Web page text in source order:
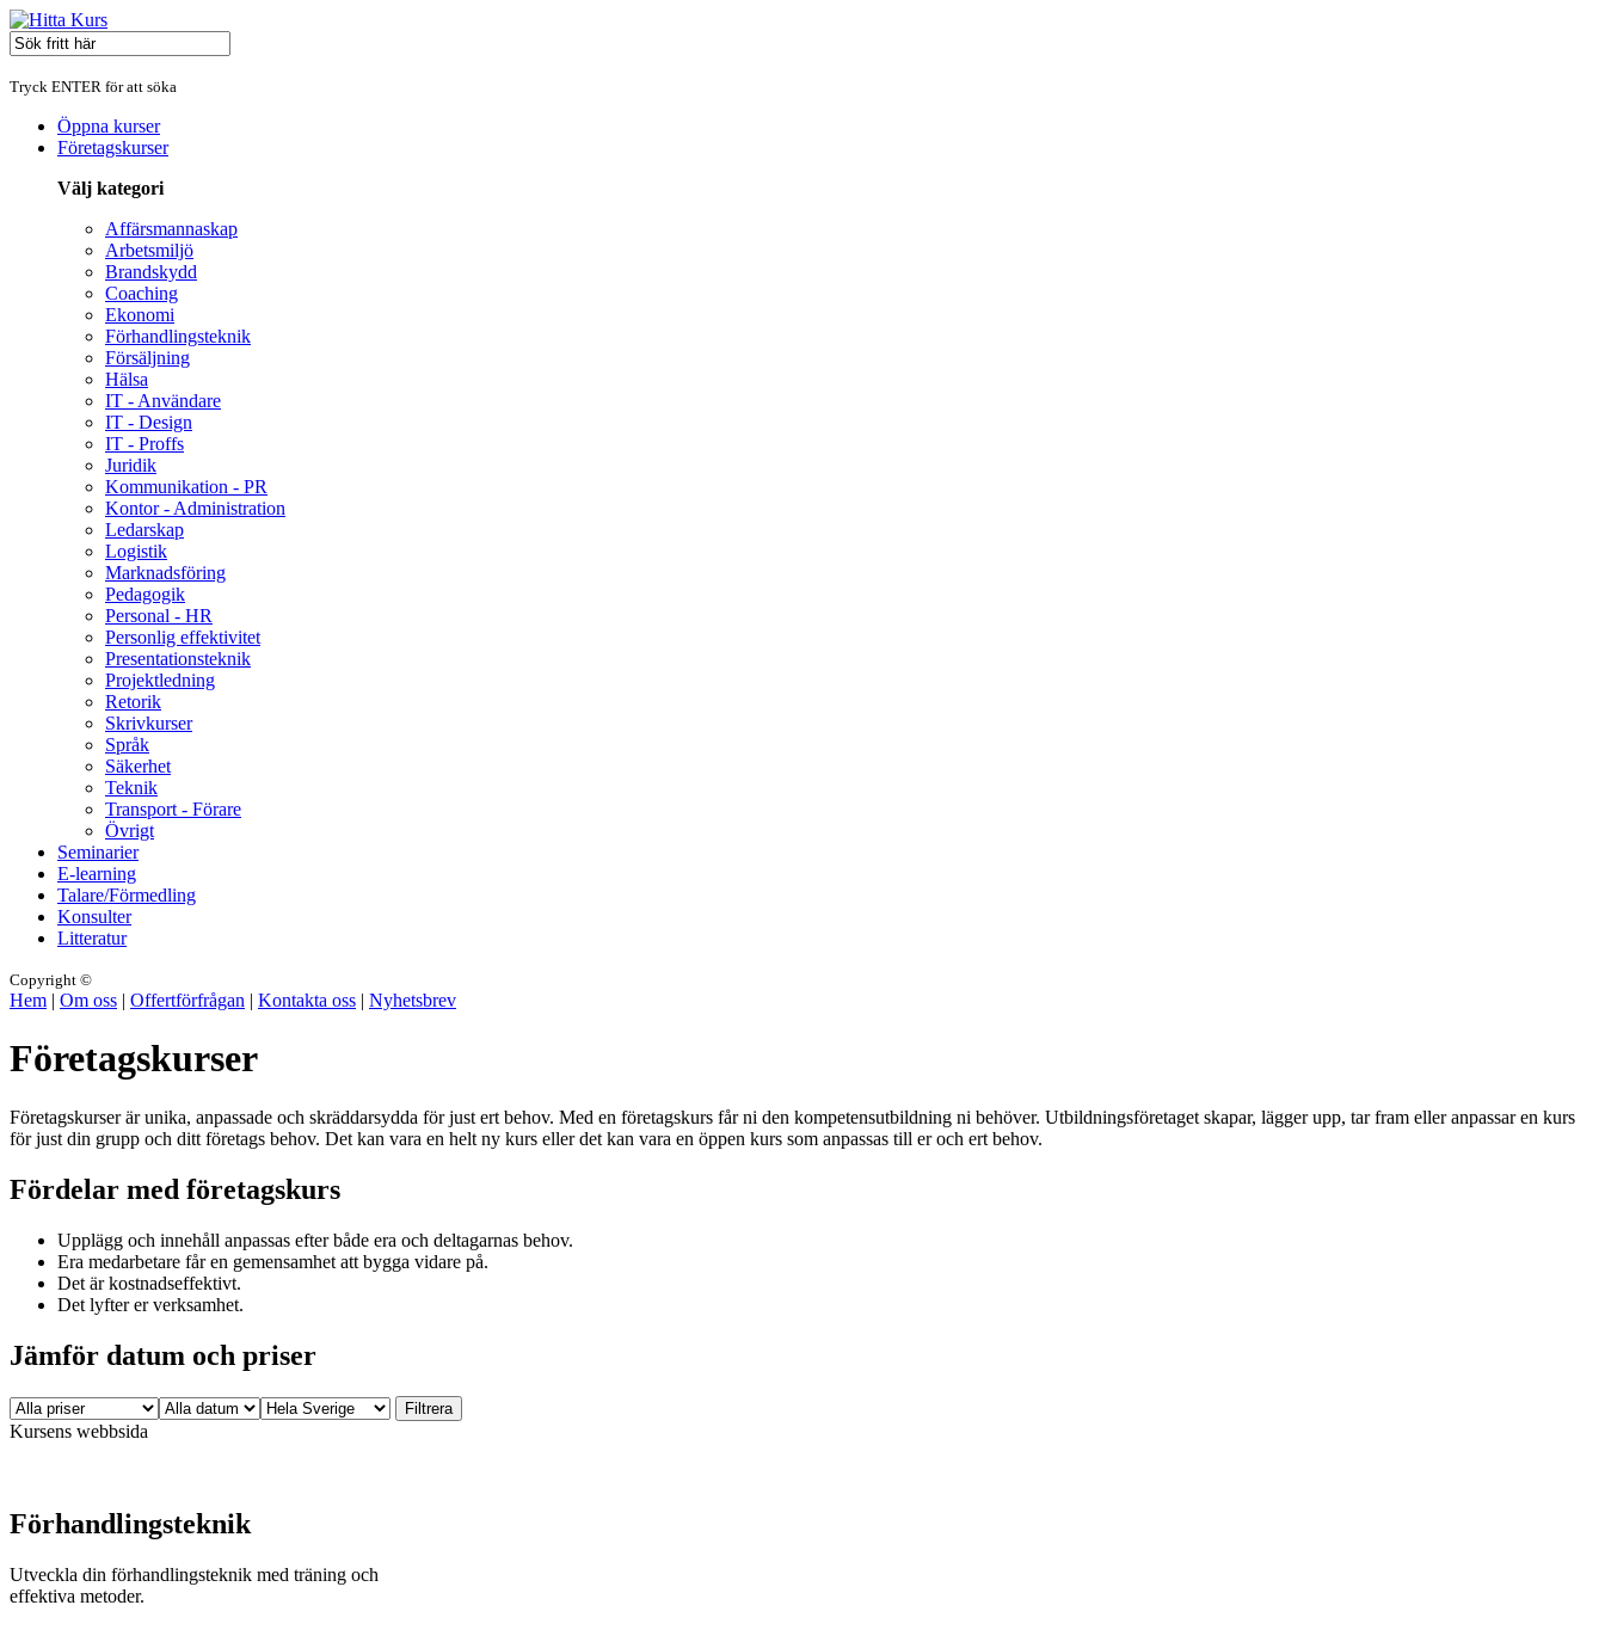
Tryck ENTER för att söka
Öppna kurser
Företagskurser
Välj kategori
Affärsmannaskap
Arbetsmiljö
Brandskydd
Coaching
Ekonomi
Förhandlingsteknik
Försäljning
Hälsa
IT - Användare
IT - Design
IT - Proffs
Juridik
Kommunikation - PR
Kontor - Administration
Ledarskap
Logistik
Marknadsföring
Pedagogik
Personal - HR
Personlig effektivitet
Presentationsteknik
Projektledning
Retorik
Skrivkurser
Språk
Säkerhet
Teknik
Transport - Förare
Övrigt
Seminarier
E-learning
Talare/Förmedling
Konsulter
Litteratur
Copyright ©
Hem | Om oss | Offertförfrågan | Kontakta oss | Nyhetsbrev
Företagskurser
Företagskurser är unika, anpassade och skräddarsydda för just ert behov. Med en företagskurs får ni den kompetensutbildning ni behöver. Utbildningsföretaget skapar, lägger upp, tar fram eller anpassar en kurs
för just din grupp och ditt företags behov. Det kan vara en helt ny kurs eller det kan vara en öppen kurs som anpassas till er och ert behov.
Fördelar med företagskurs
Upplägg och innehåll anpassas efter både era och deltagarnas behov.
Era medarbetare får en gemensamhet att bygga vidare på.
Det är kostnadseffektivt.
Det lyfter er verksamhet.
Jämför datum och priser
Kursens webbsida
Förhandlingsteknik
Utveckla din förhandlingsteknik med träning och
effektiva metoder.